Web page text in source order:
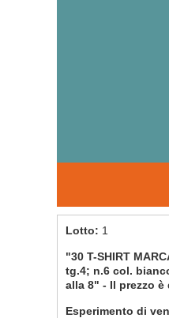
Lotto: 1
"30 T-SHIRT
tg.4; n.6 col.
alla 8" - Il prezzo
Esperimento di